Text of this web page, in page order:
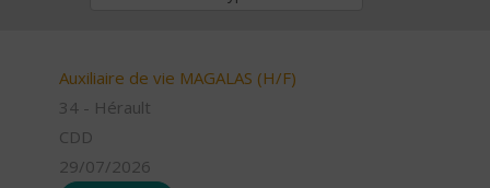
Auxiliaire de vie MAGALAS (H/F)
34 - Hérault
CDD
29/07/2026